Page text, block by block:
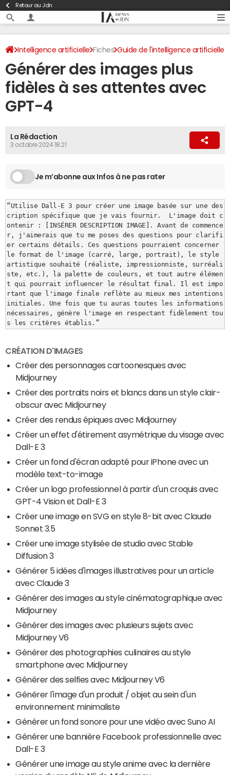
Retour au Jdn
Intelligence artificielle Fiches Guide de l'intelligence artificielle
Guide des prompts Création d'images
Générer des images plus
fidèles à ses attentes avec
GPT-4
La Rédaction
3 octobre 2024 18:21
Je m’abonne aux Infos à ne pas rater
“Utilise Dall-E 3 pour créer une image basée sur une des
cription spécifique que je vais fournir.  L'image doit c
ontenir : [INSÉRER DESCRIPTION IMAGE]. Avant de commence
r, j'aimerais que tu me poses des questions pour clarifi
er certains détails. Ces questions pourraient concerner
le format de l'image (carré, large, portrait), le style
artistique souhaité (réaliste, impressionniste, surréali
ste, etc.), la palette de couleurs, et tout autre élémen
t qui pourrait influencer le résultat final. Il est impo
rtant que l'image finale reflète au mieux mes intentions
initiales. Une fois que tu auras toutes les informations
nécessaires, génère l'image en respectant fidèlement tou
s les critères établis.”
CRÉATION D'IMAGES
Créer des personnages cartoonesques avec
Midjourney
Créer des portraits noirs et blancs dans un style clair-
obscur avec Midjourney
Créer des rendus épiques avec Midjourney
Créer un effet d'étirement asymétrique du visage avec
Dall-E 3
Créer un fond d'écran adapté pour iPhone avec un
modèle text-to-image
Créer un logo professionnel à partir d'un croquis avec
GPT-4 Vision et Dall-E 3
Créer une image en SVG en style 8-bit avec Claude
Sonnet 3.5
Créer une image stylisée de studio avec Stable
Diffusion 3
Générer 5 idées d'images illustratives pour un article
avec Claude 3
Générer des images au style cinématographique avec
Midjourney
Générer des images avec plusieurs sujets avec
Midjourney V6
Générer des photographies culinaires au style
smartphone avec Midjourney
Générer des selfies avec Midjourney V6
Générer l'image d'un produit / objet au sein d'un
environnement minimaliste
Générer un fond sonore pour une vidéo avec Suno AI
Générer une bannière Facebook professionnelle avec
Dall-E 3
Générer une image au style anime avec la dernière